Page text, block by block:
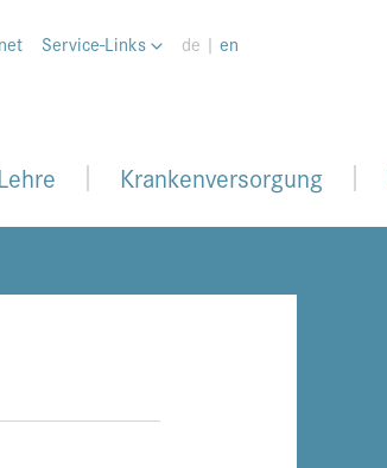
Service-Links de | en
Krankenversorgung